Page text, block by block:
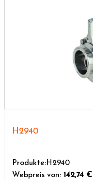
H2940
Produkte:H2940
Webpreis von: 142,74 €